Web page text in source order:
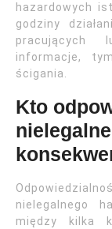
hazardowych
godziny
pracujących
informacje,
ścigania.
Kto
nielegalnego
między kilka